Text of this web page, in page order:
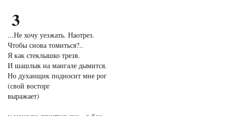
3
...Не хочу уезжать. Наотрез.
Чтобы снова томиться?..
Я как стеклышко трезв.
И шашлык на мангале дымится.
Но духанщик подносит мне рог
(свой восторг
выражает)